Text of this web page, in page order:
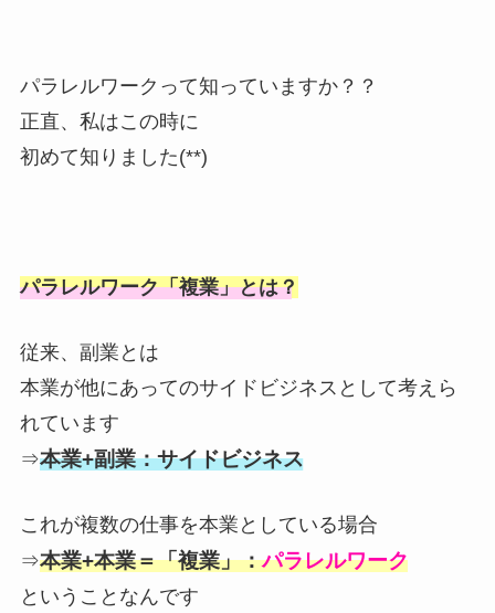
パラレルワークって知っていますか？？
正直、私はこの時に
初めて知りました(**)
パラレルワーク「複業」とは？
従来、副業とは
本業が他にあってのサイドビジネスとして考えら
れています
⇒本業+副業：サイドビジネス
これが複数の仕事を本業としている場合
⇒本業+本業＝「複業」：パラレルワーク
ということなんです